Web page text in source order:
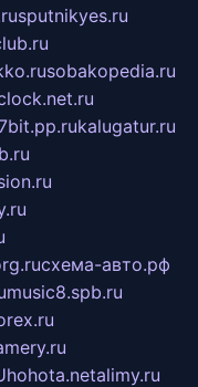
sputnikyes.ru
sobakopedia.ru
kalugatur.ru
схема-авто.рф
music8.spb.ru
hohota.netalimy.ru